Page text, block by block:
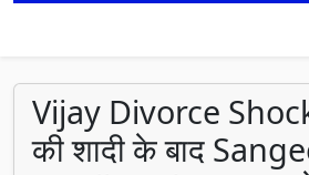
Vijay Divorce
की शादी के बाद